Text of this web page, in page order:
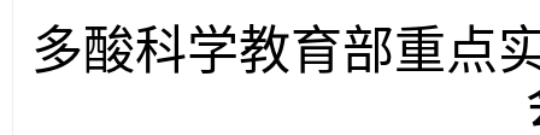
多酸科学教育部重点